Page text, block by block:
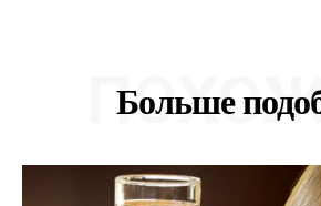
Больше